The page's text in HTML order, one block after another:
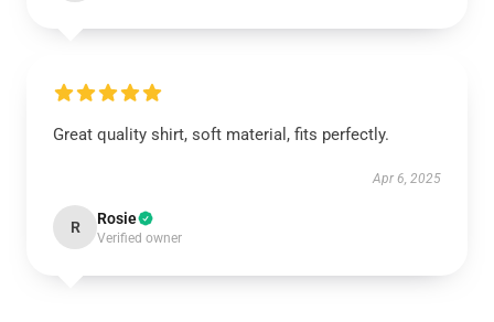
Great quality shirt, soft material, fits perfectly.
Apr 6, 2025
R Rosie
Verified owner